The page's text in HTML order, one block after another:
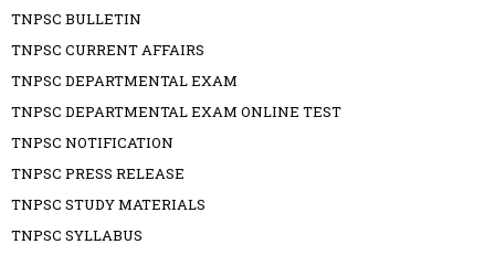
TNPSC BULLETIN
TNPSC CURRENT AFFAIRS
TNPSC DEPARTMENTAL EXAM
TNPSC DEPARTMENTAL EXAM ONLINE TEST
TNPSC NOTIFICATION
TNPSC PRESS RELEASE
TNPSC STUDY MATERIALS
TNPSC SYLLABUS